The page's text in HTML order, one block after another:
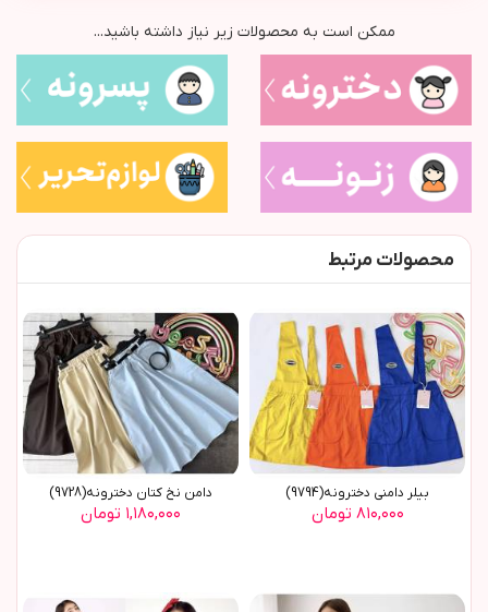
ممکن است به محصولات زیر نیاز داشته باشید...
محصولات مرتبط
بیلر دامنی دخترونه(9794)
۸۱۰,۰۰۰ تومان
دامن نخ کتان دخترونه(9728)
۱,۱۸۰,۰۰۰ تومان